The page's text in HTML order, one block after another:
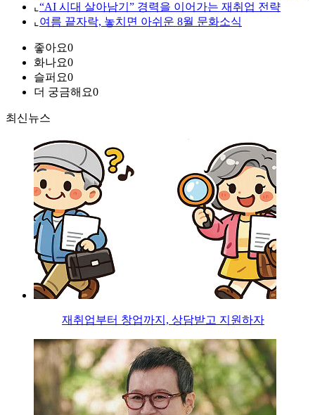
⌞ “AI 시대 살아남기” 경력을 이어가는 재취업 전략
⌞ 여름 끝자락, 놓치면 아쉬운 8월 문화소식
좋아요0
화나요0
슬퍼요0
더 궁금해요0
최신뉴스
재취업부터 창업까지, 상담받고 지원하자